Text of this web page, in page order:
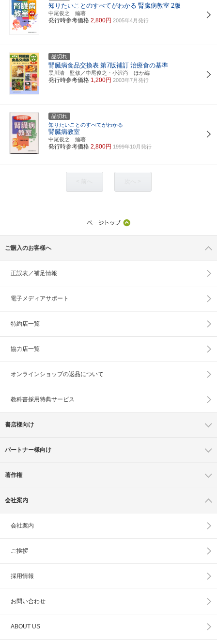
知りたいことのすべてがわかる 腎臓病教室 2版
中尾俊之 編著
発行時参考価格 2,800円 2005年4月発行
品切れ
腎臓病食品交換表 第7版補訂 治療食の基準
黒川清 監修／中尾俊之・小沢尚 ほか編
発行時参考価格 1,200円 2003年7月発行
品切れ
知りたいことのすべてがわかる
腎臓病教室
中尾俊之 編著
発行時参考価格 2,800円 1999年10月発行
ご購入のお客様へ
正誤表／補足情報
電子メディアサポート
特約店一覧
協力店一覧
オンラインショップの返品について
教科書採用特典サービス
書店様向け
パートナー様向け
著作権
会社案内
会社案内
ご挨拶
採用情報
お問い合わせ
ABOUT US